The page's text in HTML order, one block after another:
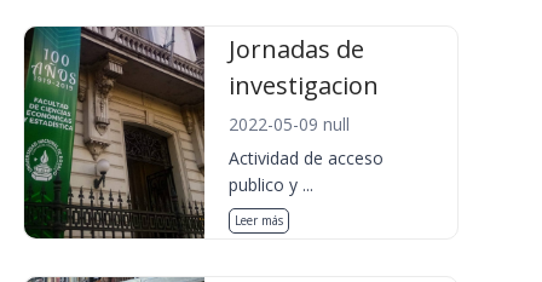
Jornadas de
investigacion
2022-05-09 null
Actividad de acceso
publico y ...
Leer más